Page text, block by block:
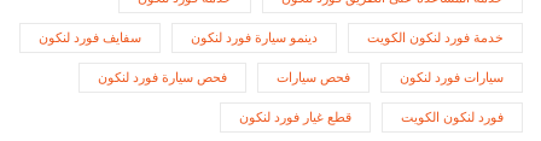
خدمة فورد لنكون الكويت دينمو سيارة فورد لنكون سفايف فورد لنكون
سيارات فورد لنكون فحص سيارات فحص سيارة فورد لنكون
فورد لنكون الكويت قطع غيار فورد لنكون